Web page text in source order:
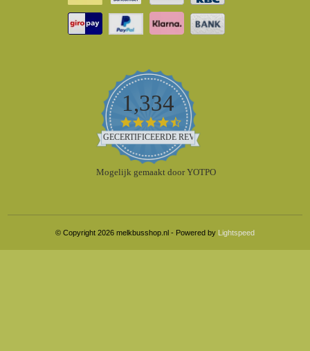
1,334
4.5
star
rating
GECERTIFICEERDE REVIEWS
Mogelijk gemaakt door YOTPO
© Copyright 2026 melkbusshop.nl - Powered by Lightspeed